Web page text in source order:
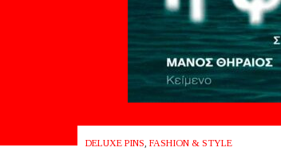
DELUXE PINS, FASHION & STYLE